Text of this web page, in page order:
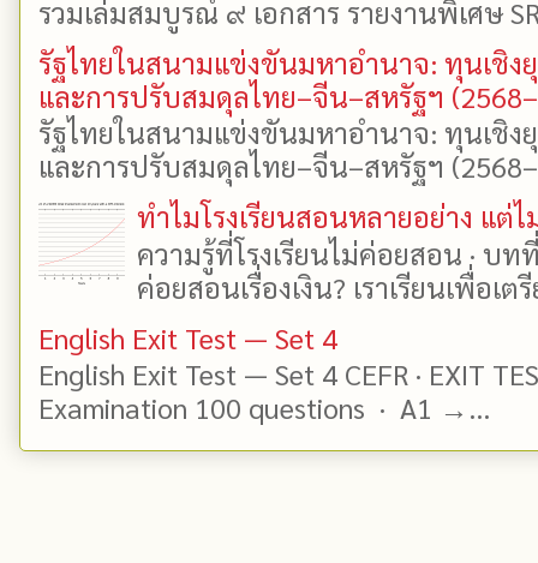
รวมเล่มสมบูรณ์ ๙ เอกสาร รายงานพิเศษ
รัฐไทยในสนามแข่งขันมหาอำนาจ: ทุนเชิง
และการปรับสมดุลไทย–จีน–สหรัฐฯ
รัฐไทยในสนามแข่งขันมหาอำนาจ: ทุนเชิง
และการปรับสมดุลไทย–จีน–สหรัฐฯ
ทำไมโรงเรียนสอนหลายอย่าง แต่ไ
ความรู้ที่โรงเรียนไม่ค่อยสอน · บ
ค่อยสอนเรื่องเงิน? เราเรียนเพื่อเต
English Exit Test — Set 4
English Exit Test — Set 4 CEFR · EXIT
Examination 100 questions · A1 →...